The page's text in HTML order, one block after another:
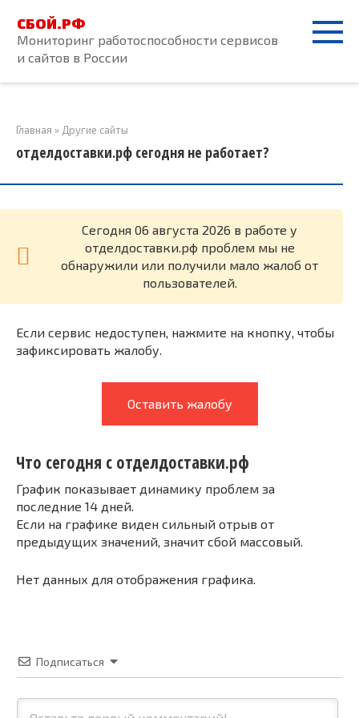
контенту
СБОЙ.РФ
Мониторинг работоспособности сервисов
и сайтов в России
Главная » Другие сайты
отделдоставки.рф сегодня не работает?
Cегодня 06 августа 2026 в работе у
отделдоставки.рф проблем мы не
обнаружили или получили мало жалоб от
пользователей.
Если сервис недоступен, нажмите на кнопку, чтобы
зафиксировать жалобу.
Оставить жалобу
Что сегодня с отделдоставки.рф
График показывает динамику проблем за
последние 14 дней.
Если на графике виден сильный отрыв от
предыдущих значений, значит сбой массовый.
Нет данных для отображения графика.
Подписаться